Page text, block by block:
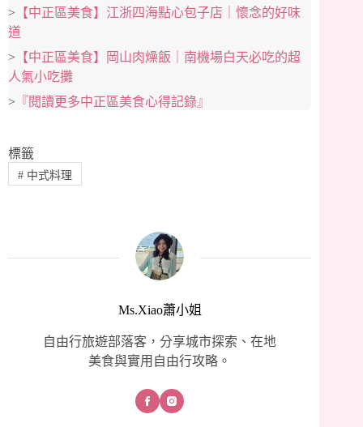
> 【中正區美食】江浙四海點心包子店｜懷念的好味
道
> 【中正區美食】岡山肉燥飯｜南機場白天必吃的超
人氣小吃攤
> 『閱讀更多中正區美食心得記錄』
標籤
#中式料理
Ms.Xiao蕭小姐
自由行旅遊部落客，分享城市探索、在地
美食與實用自由行攻略。